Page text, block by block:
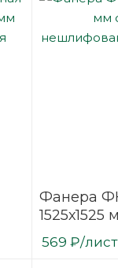
Фанера
1525х1525
березовая
569 ₽/лист